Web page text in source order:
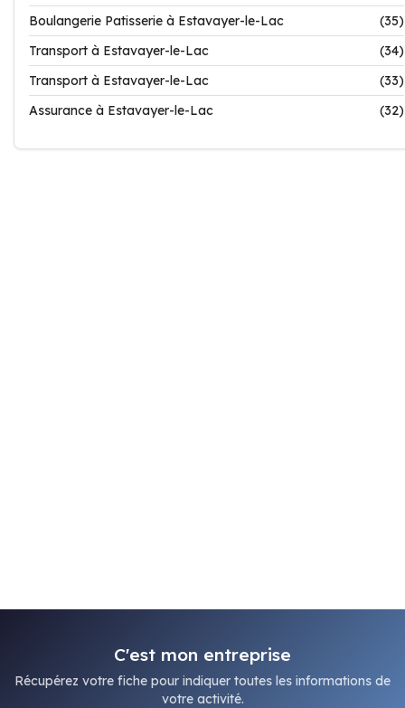
Boulangerie Patisserie à Estavayer-le-Lac
(35)
Transport à Estavayer-le-Lac
(34)
Transport à Estavayer-le-Lac
(33)
Assurance à Estavayer-le-Lac
(32)
C'est mon entreprise
Récupérez votre fiche pour indiquer toutes les informations de
votre activité.